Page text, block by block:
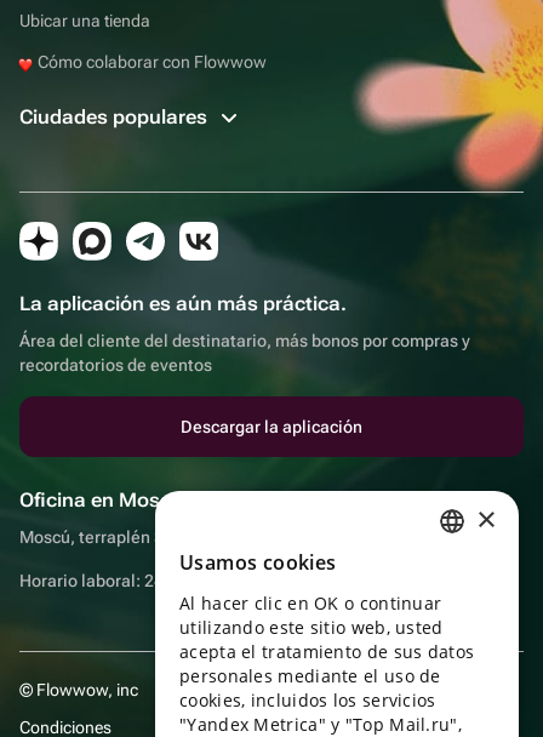
Ubicar una tienda
Cómo colaborar con Flowwow
Ciudades populares
La aplicación es aún más práctica.
Área del cliente del destinatario, más bonos por compras y
recordatorios de eventos
Descargar la aplicación
Oficina en Moscú
Moscú, terraplén Sadovnicheskaya, 9, sala 2/3
Horario laboral: 24 horas
© Flowwow, inc
Condiciones
ENGLISH
UKRAINIAN
PORTUGUESE
SPANISH
×
Usamos cookies
Al hacer clic en OK o continuar
utilizando este sitio web, usted
acepta el tratamiento de sus datos
personales mediante el uso de
cookies, incluidos los servicios
"Yandex Metrica" y "Top Mail.ru",